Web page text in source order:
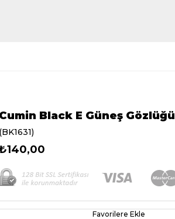
Cumin Black E Güneş Gözlüğü
(BK1631)
Favorilere Ekle